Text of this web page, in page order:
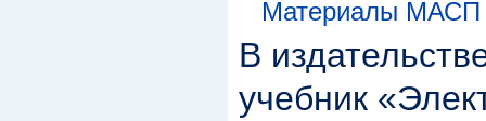
Материалы МАСП
В
учебник